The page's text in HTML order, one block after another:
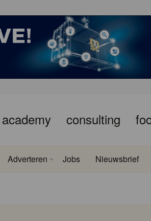
academy consulting
Adverteren Jobs Nieuwsbrief